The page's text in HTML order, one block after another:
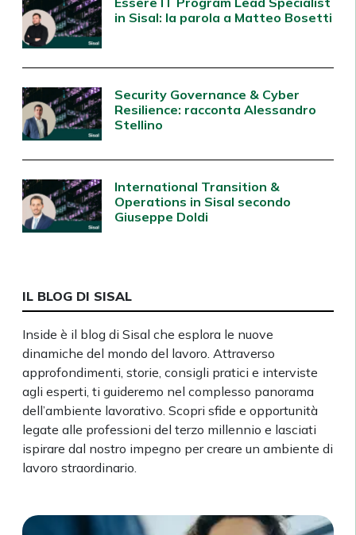
in Sisal: la parola a Matteo Bosetti
Security Governance & Cyber
Resilience: racconta Alessandro
Stellino
International Transition &
Operations in Sisal secondo
Giuseppe Doldi
IL BLOG DI SISAL
Inside è il blog di Sisal che esplora le nuove
dinamiche del mondo del lavoro. Attraverso
approfondimenti, storie, consigli pratici e interviste
agli esperti, ti guideremo nel complesso panorama
dell’ambiente lavorativo. Scopri sfide e opportunità
legate alle professioni del terzo millennio e lasciati
ispirare dal nostro impegno per creare un ambiente di
lavoro straordinario.